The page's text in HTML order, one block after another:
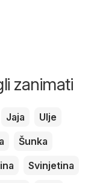
zanimati
Jaja
Ulje
Šunka
Svinjetina